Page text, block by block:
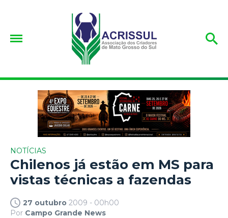
NOTÍCIAS
Chilenos já estão em MS para
vistas técnicas a fazendas
27 outubro 2009 - 00h00
Por Campo Grande News